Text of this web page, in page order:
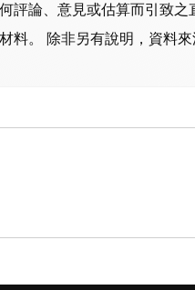
評論、意見或估算而引致
。 除非另有說明，資料來